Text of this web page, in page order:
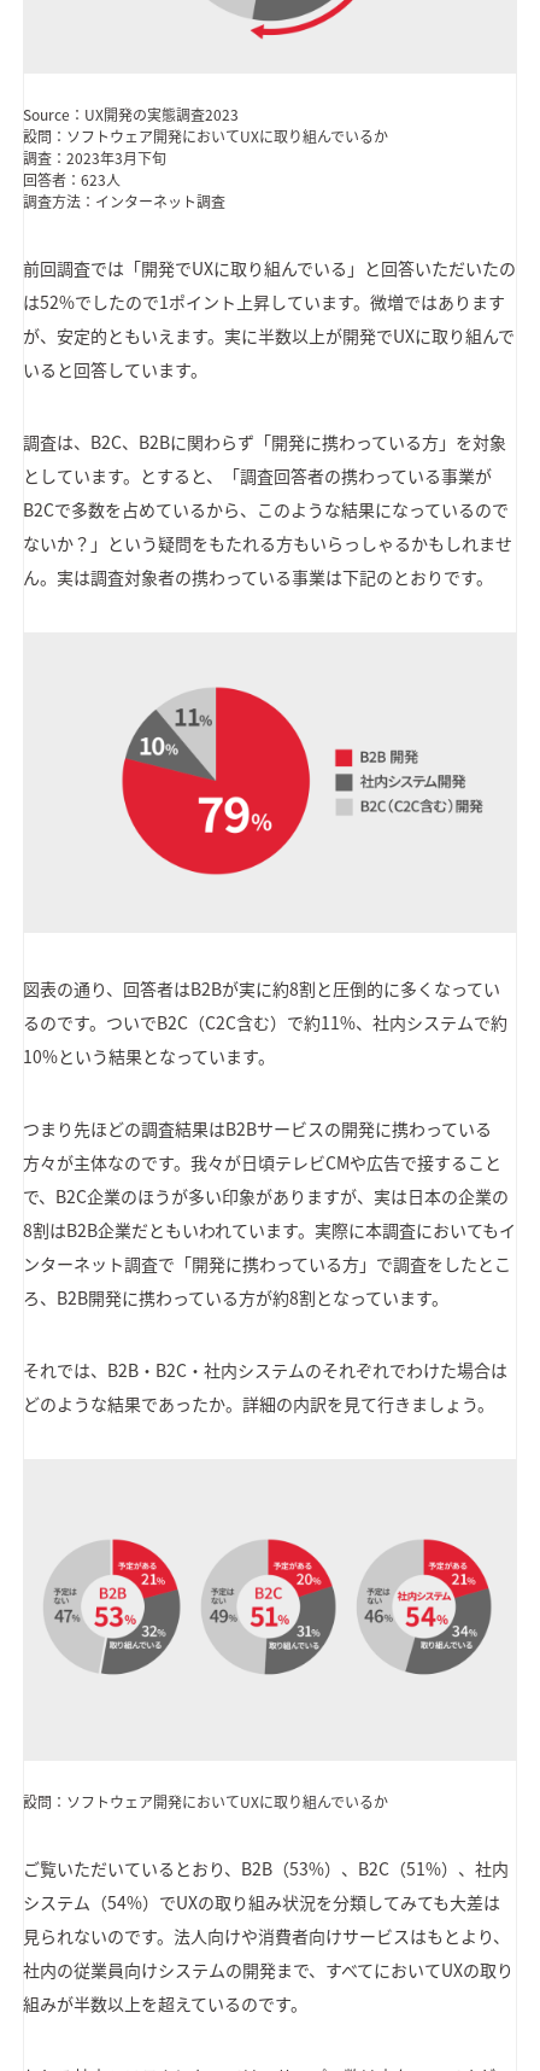
Source：UX開発の実態調査2023
設問：ソフトウェア開発においてUXに取り組んでいるか
調査：2023年3月下旬
回答者：623人
調査方法：インターネット調査
前回調査では「開発でUXに取り組んでいる」と回答いただいたの
は52%でしたので1ポイント上昇しています。微増ではあります
が、安定的ともいえます。実に半数以上が開発でUXに取り組んで
いると回答しています。
調査は、B2C、B2Bに関わらず「開発に携わっている方」を対象
としています。とすると、「調査回答者の携わっている事業が
B2Cで多数を占めているから、このような結果になっているので
ないか？」という疑問をもたれる方もいらっしゃるかもしれませ
ん。実は調査対象者の携わっている事業は下記のとおりです。
図表の通り、回答者はB2Bが実に約8割と圧倒的に多くなってい
るのです。ついでB2C（C2C含む）で約11%、社内システムで約
10%という結果となっています。
つまり先ほどの調査結果はB2Bサービスの開発に携わっている
方々が主体なのです。我々が日頃テレビCMや広告で接すること
で、B2C企業のほうが多い印象がありますが、実は日本の企業の
8割はB2B企業だともいわれています。実際に本調査においてもイ
ンターネット調査で「開発に携わっている方」で調査をしたとこ
ろ、B2B開発に携わっている方が約8割となっています。
それでは、B2B・B2C・社内システムのそれぞれでわけた場合は
どのような結果であったか。詳細の内訳を見て行きましょう。
設問：ソフトウェア開発においてUXに取り組んでいるか
ご覧いただいているとおり、B2B（53%）、B2C（51%）、社内
システム（54%）でUXの取り組み状況を分類してみても大差は
見られないのです。法人向けや消費者向けサービスはもとより、
社内の従業員向けシステムの開発まで、すべてにおいてUXの取り
組みが半数以上を超えているのです。